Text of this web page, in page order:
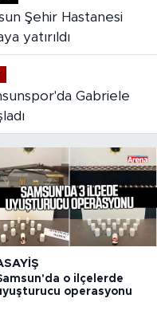
yatırıldı
o ilçelerde
operasyonu